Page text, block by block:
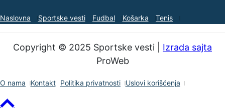
Naslovna Sportske vesti Fudbal Košarka Tenis
Copyright © 2025 Sportske vesti | Izrada sajta
ProWeb
O nama Kontakt Politika privatnosti Uslovi korišćenja